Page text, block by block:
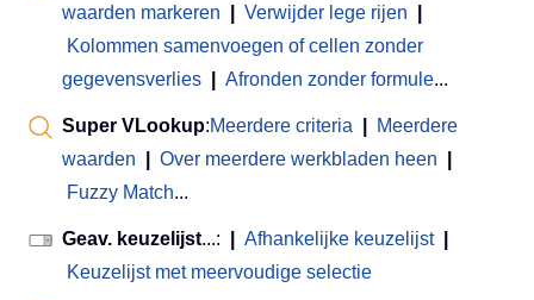
waarden markeren
Verwijder lege rijen
Kolommen samenvoegen of cellen zonder
gegevensverlies
Afronden zonder formule...
Super VLookup:Meerdere criteria
Meerdere
waarden
Over meerdere werkbladen heen
Fuzzy Match...
Geav. keuzelijst...: Afhankelijke keuzelijst
Keuzelijst met meervoudige selectie